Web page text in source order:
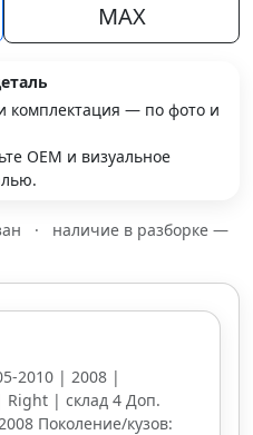
MAX
комплектация — по фото и
OEM и визуальное
·
наличие в разборке —
2010 | 2008 |
| склад 4 Доп.
Поколение/кузов: